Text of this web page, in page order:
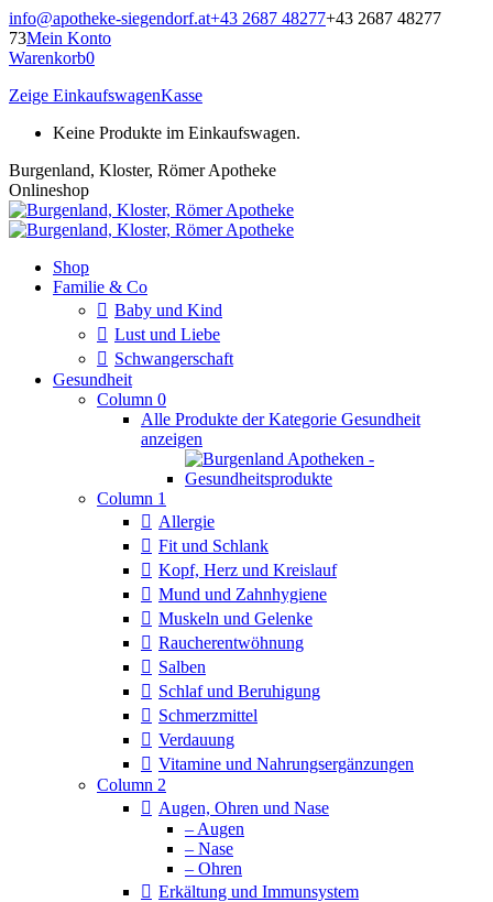
Zum
Inhalt
springen
info@apotheke-siegendorf.at+43 2687 48277+43 2687 48277
73Mein Konto
Warenkorb0
Zeige EinkaufswagenKasse
Keine Produkte im Einkaufswagen.
Burgenland, Kloster, Römer Apotheke
Onlineshop
Shop
Familie & Co
Baby und Kind
Lust und Liebe
Schwangerschaft
Gesundheit
Column 0
Alle Produkte der Kategorie Gesundheit
anzeigen
Column 1
Allergie
Fit und Schlank
Kopf, Herz und Kreislauf
Mund und Zahnhygiene
Muskeln und Gelenke
Raucherentwöhnung
Salben
Schlaf und Beruhigung
Schmerzmittel
Verdauung
Vitamine und Nahrungsergänzungen
Column 2
Augen, Ohren und Nase
– Augen
– Nase
– Ohren
Erkältung und Immunsystem